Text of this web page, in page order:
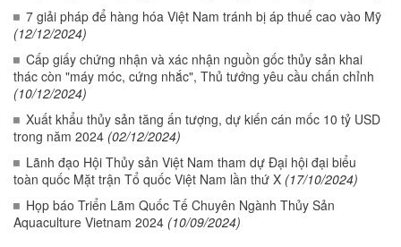
7 giải pháp để hàng hóa Việt Nam tránh bị áp thuế cao vào Mỹ
(12/12/2024)
Cấp giấy chứng nhận và xác nhận nguồn gốc thủy sản khai
thác còn "máy móc, cứng nhắc", Thủ tướng yêu cầu chấn chỉnh
(10/12/2024)
Xuất khẩu thủy sản tăng ấn tượng, dự kiến cán mốc 10 tỷ USD
trong năm 2024 (02/12/2024)
Lãnh đạo Hội Thủy sản Việt Nam tham dự Đại hội đại biểu
toàn quốc Mặt trận Tổ quốc Việt Nam lần thứ X (17/10/2024)
Họp báo Triển Lãm Quốc Tế Chuyên Ngành Thủy Sản
Aquaculture Vietnam 2024 (10/09/2024)